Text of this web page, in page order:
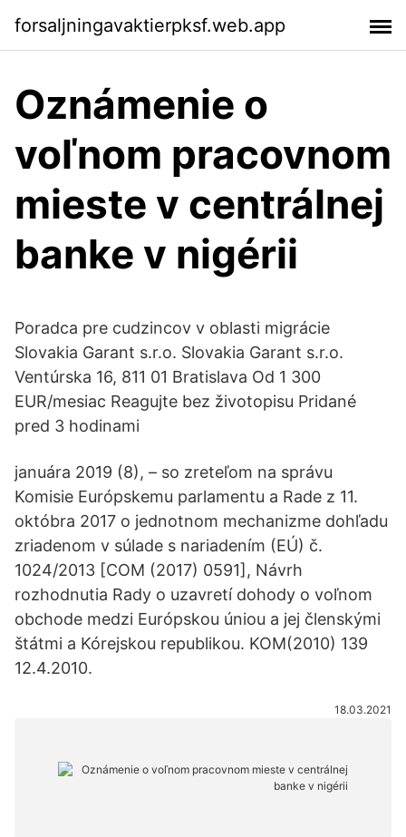
forsaljningavaktierpksf.web.app
Oznámenie o
voľnom pracovnom
mieste v centrálnej
banke v nigérii
Poradca pre cudzincov v oblasti migrácie
Slovakia Garant s.r.o. Slovakia Garant s.r.o.
Ventúrska 16, 811 01 Bratislava Od 1 300
EUR/mesiac Reagujte bez životopisu Pridané
pred 3 hodinami
januára 2019 (8), – so zreteľom na správu
Komisie Európskemu parlamentu a Rade z 11.
októbra 2017 o jednotnom mechanizme dohľadu
zriadenom v súlade s nariadením (EÚ) č.
1024/2013 [COM (2017) 0591], Návrh
rozhodnutia Rady o uzavretí dohody o voľnom
obchode medzi Európskou úniou a jej členskými
štátmi a Kórejskou republikou. KOM(2010) 139
12.4.2010.
18.03.2021